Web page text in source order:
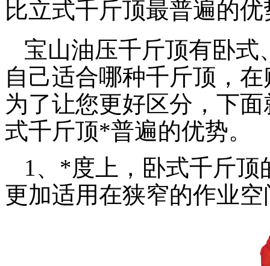
比立式千斤顶最普遍的优
宝山油压千斤顶有卧
自己适合哪种千斤顶，
为了让您更好区分，下
式千斤顶*普遍的优势。
1、*度上，卧式千斤
更加适用在狭窄的作业空